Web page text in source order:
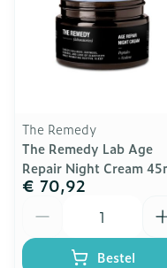
The Remedy
The Remedy Lab Age
Repair Night Cream
€ 70,92
Bestel